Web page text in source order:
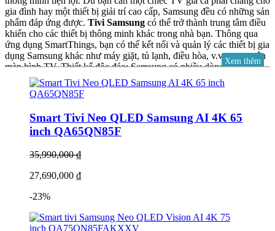
gia đình hay một thiết bị giải trí cao cấp, Samsung đều có những sản
phẩm đáp ứng được. Tivi Samsung có thể trở thành trung tâm điều
khiển cho các thiết bị thông minh khác trong nhà bạn. Thông qua
ứng dụng SmartThings, bạn có thể kết nối và quản lý các thiết bị gia
dụng Samsung khác như máy giặt, tủ lạnh, điều hòa, v.v., ngay trên
màn hình TV. Thiết kế độc đáo: Samsung có nhiều dòng TV với
thiết kế khác biệt, được gọi chung là
Lifestyle TV. Ví dụ:
Frame(biến TV thành khung tranh khi không sử dụng),
(thiết kế hình chữ "I" độc đáo), hay
Tại sao lựa chọn Samsung Smart TV ?
biệt nếu bạn muốn sở hữu một chiếc TV có chất lượng hình ảnh
thông minh khác của Samsung. Việc lựa chọn Samsung Smart TV
là một quyết định phổ biến của nhiều người tiêu dùng hiện nay.
Xem thêm
Smart Tivi Neo QLED Samsung AI 4K 65
inch QA65QN85F
35,990,000 ₫
27,690,000 ₫
-23%